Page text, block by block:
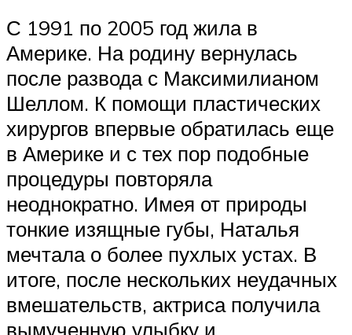
С 1991 по 2005 год жила в
Америке. На родину вернулась
после развода с Максимилианом
Шеллом. К помощи пластических
хирургов впервые обратилась еще
в Америке и с тех пор подобные
процедуры повторяла
неоднократно. Имея от природы
тонкие изящные губы, Наталья
мечтала о более пухлых устах. В
итоге, после нескольких неудачных
вмешательств, актриса получила
вымученную улыбку и